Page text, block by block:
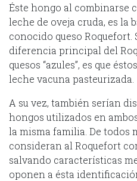
Éste hongo al combinarse
leche de oveja cruda, es la
conocido queso Roquefort.
diferencia principal del
quesos “azules”, es que
leche vacuna pasteurizada.
A su vez, también serían
hongos utilizados en
la misma familia. De todos
consideran al Roquefort
salvando características
oponen a ésta